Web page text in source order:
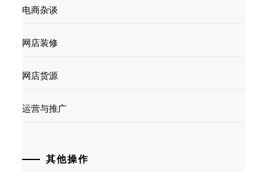
电商杂谈
网店装修
网店货源
运营与推广
其他操作